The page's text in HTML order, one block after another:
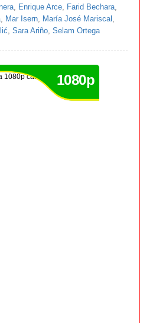
Enrique Arce Farid Bechara
Mar Isern María José Mariscal
Sara Ariño Selam Ortega
1080p